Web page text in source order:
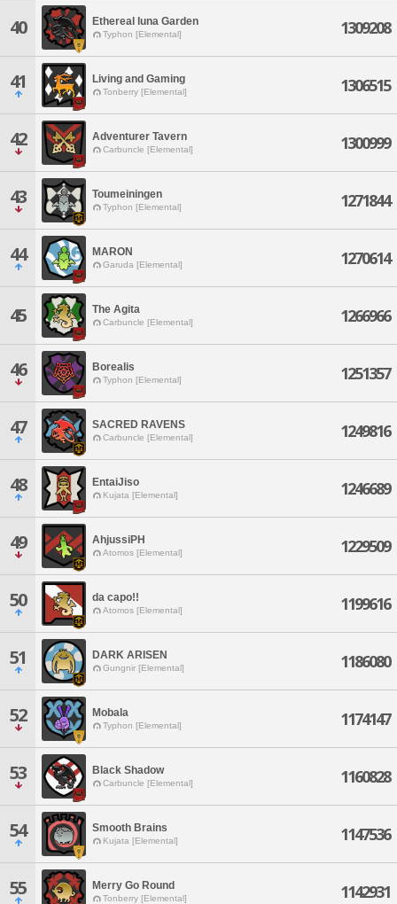
40 Ethereal luna Garden
Typhon [Elemental] 1309208
41 Living and Gaming
Tonberry [Elemental] 1306515
42 Adventurer Tavern
Carbuncle [Elemental] 1300999
43 Toumeiningen
Typhon [Elemental] 1271844
44 MARON
Garuda [Elemental] 1270614
45 The Agita
Carbuncle [Elemental] 1266966
46 Borealis
Typhon [Elemental] 1251357
47 SACRED RAVENS
Carbuncle [Elemental] 1249816
48 EntaiJiso
Kujata [Elemental] 1246689
49 AhjussiPH
Atomos [Elemental] 1229509
50 da capo!!
Atomos [Elemental] 1199616
51 DARK ARISEN
Gungnir [Elemental] 1186080
52 Mobala
Typhon [Elemental] 1174147
53 Black Shadow
Carbuncle [Elemental] 1160828
54 Smooth Brains
Kujata [Elemental] 1147536
55 Merry Go Round
Tonberry [Elemental] 1142931